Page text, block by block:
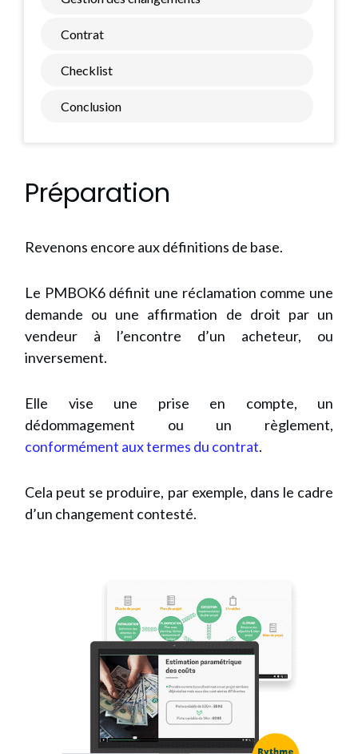
Contrat
Checklist
Conclusion
Préparation
Revenons encore aux définitions de base.
Le PMBOK6 définit une réclamation comme une
demande ou une affirmation de droit par un
vendeur à l’encontre d’un acheteur, ou
inversement.
Elle vise une prise en compte, un
dédommagement ou un règlement,
conformément aux termes du contrat.
Cela peut se produire, par exemple, dans le cadre
d’un changement contesté.